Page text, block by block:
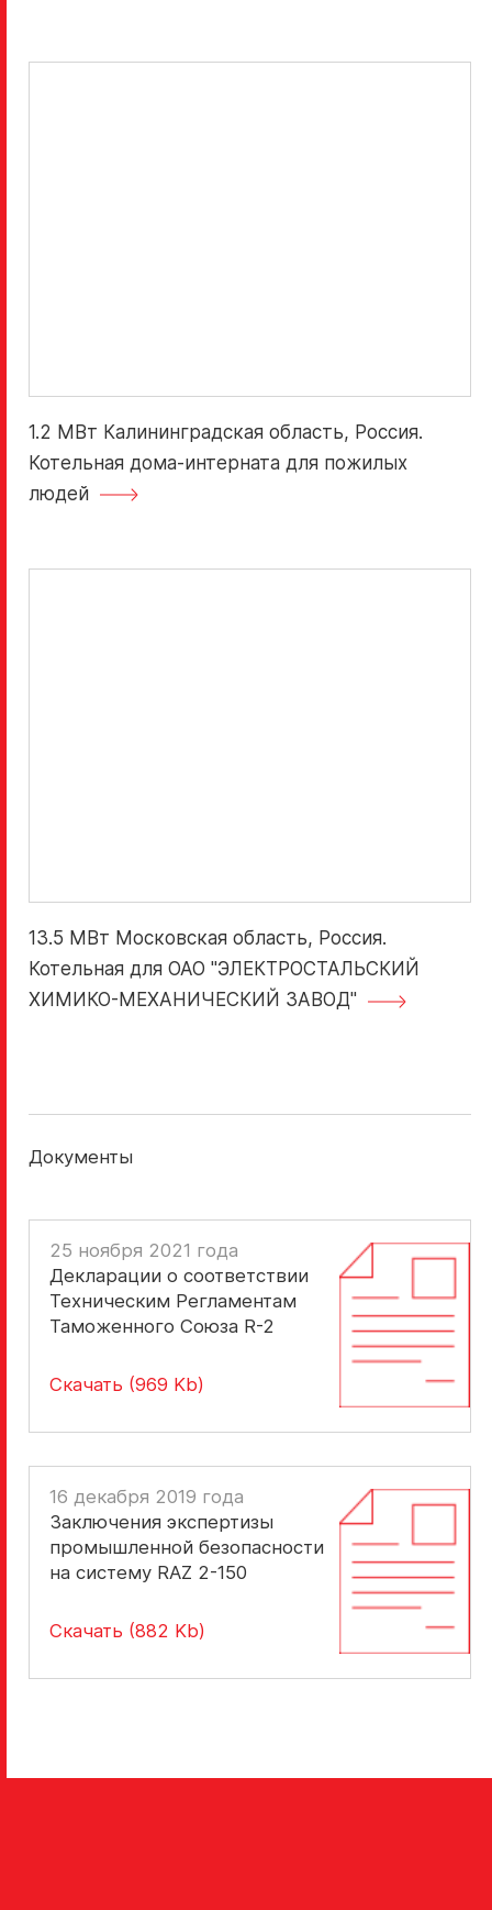
1.2 МВт Калининградская область, Россия.
Котельная дома-интерната для пожилых
людей
13.5 МВт Московская область, Россия.
Котельная для ОАО "ЭЛЕКТРОСТАЛЬСКИЙ
ХИМИКО-МЕХАНИЧЕСКИЙ ЗАВОД"
Документы
25 ноября 2021 года
Декларации о соответствии
Техническим Регламентам
Таможенного Союза R-2
Скачать (969 Kb)
16 декабря 2019 года
Заключения экспертизы
промышленной безопасности
на систему RAZ 2-150
Скачать (882 Kb)